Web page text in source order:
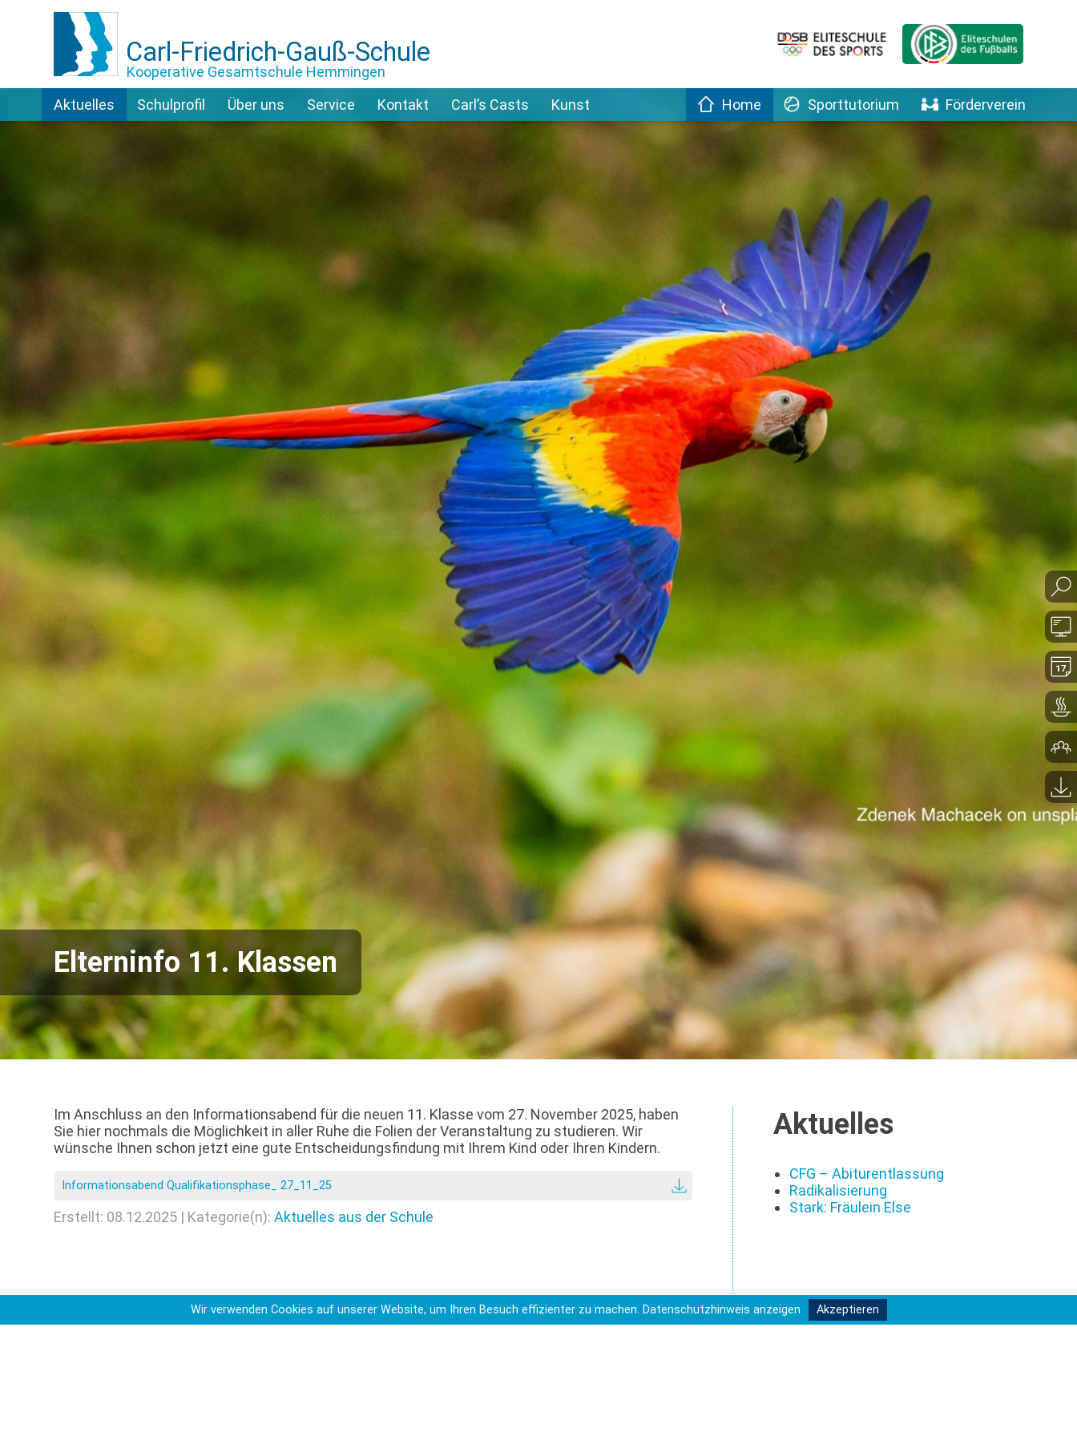
Carl-Friedrich-Gauß-Schule
Kooperative Gesamtschule Hemmingen
Home
Sporttutorium Förderverein
Aktuelles Schulprofil Über uns Service Kontakt Carl’s Casts Kunst
Elterninfo 11. Klassen
Im Anschluss an den Informationsabend für die neuen 11. Klasse vom 27. November 2025, haben
Sie hier nochmals die Möglichkeit in aller Ruhe die Folien der Veranstaltung zu studieren. Wir
wünsche Ihnen schon jetzt eine gute Entscheidungsfindung mit Ihrem Kind oder Ihren Kindern.
Informationsabend Qualifikationsphase_ 27_11_25
Erstellt: 08.12.2025 | Kategorie(n):Aktuelles aus der Schule
Aktuelles
CFG – Abiturentlassung
Radikalisierung
Stark: Fräulein Else
Wir verwenden Cookies auf unserer Website, um Ihren Besuch effizienter zu machen. Datenschutzhinweis anzeigen Akzeptieren